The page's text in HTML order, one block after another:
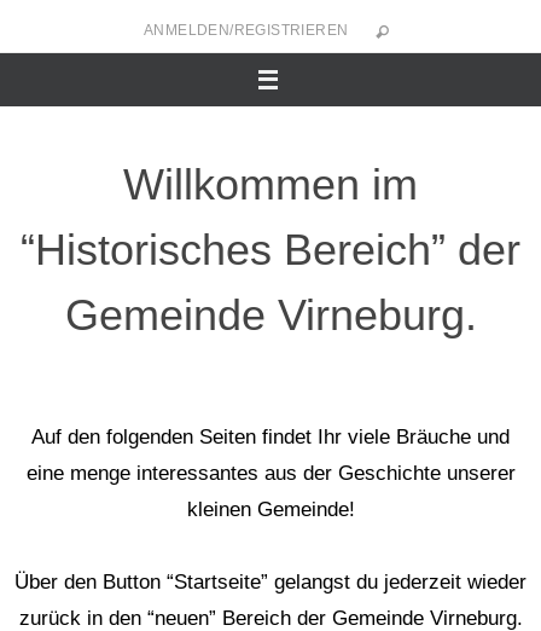
Inhalt
ANMELDEN/REGISTRIEREN
Willkommen im
“Historisches Bereich” der
Gemeinde Virneburg.
Auf den folgenden Seiten findet Ihr viele Bräuche und
eine menge interessantes aus der Geschichte unserer
kleinen Gemeinde!
Über den Button “Startseite” gelangst du jederzeit wieder
zurück in den “neuen” Bereich der Gemeinde Virneburg.